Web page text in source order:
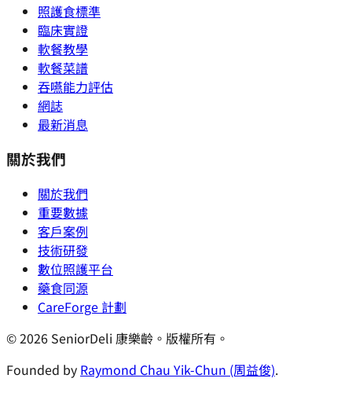
照護食標準
臨床實證
軟餐教學
軟餐菜譜
吞嚥能力評估
網誌
最新消息
關於我們
關於我們
重要數據
客戶案例
技術研發
數位照護平台
藥食同源
CareForge 計劃
© 2026 SeniorDeli 康樂齡。版權所有。
Founded by Raymond Chau Yik-Chun (周益俊).